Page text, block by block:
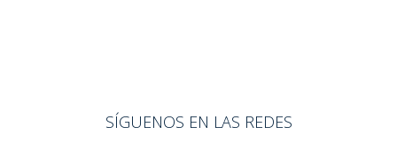
SÍGUENOS EN LAS REDES